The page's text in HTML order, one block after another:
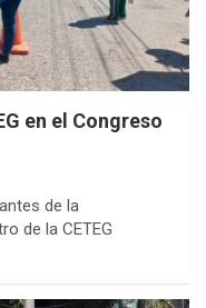
en el Congreso
de la
de la CETEG